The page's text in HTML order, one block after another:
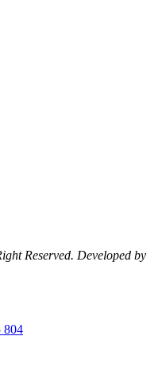
Reserved. Developed by
804